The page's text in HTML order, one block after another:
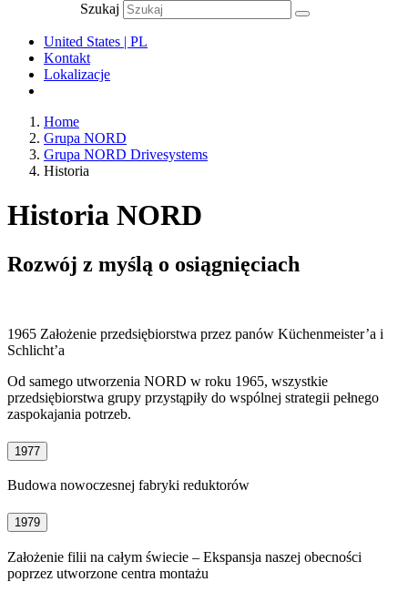
Szukaj
United States | PL
Kontakt
Lokalizacje
Home
Grupa NORD
Grupa NORD Drivesystems
Historia
Historia NORD
Rozwój z myślą o osiągnięciach
1965 Założenie przedsiębiorstwa przez panów Küchenmeister’a i
Schlicht’a
Od samego utworzenia NORD w roku 1965, wszystkie
przedsiębiorstwa grupy przystąpiły do wspólnej strategii pełnego
zaspokajania potrzeb.
1977
Budowa nowoczesnej fabryki reduktorów
1979
Założenie filii na całym świecie – Ekspansja naszej obecności
poprzez utworzone centra montażu